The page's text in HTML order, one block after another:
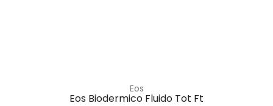
Eos
Eos Biodermico Fluido Tot Ft